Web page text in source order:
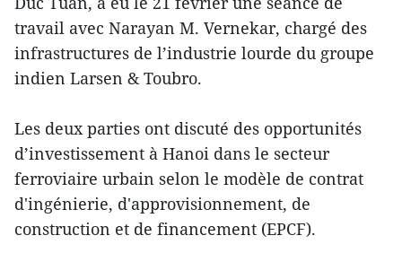
travail avec Narayan M. Vernekar, chargé des
infrastructures de l’industrie lourde du groupe
indien Larsen & Toubro.
Les deux parties ont discuté des opportunités
d’investissement à Hanoi dans le secteur
ferroviaire urbain selon le modèle de contrat
d'ingénierie, d'approvisionnement, de
construction et de financement (EPCF).